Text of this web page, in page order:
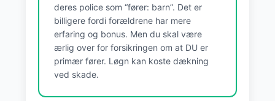
deres police som “fører: barn”. Det er
billigere fordi forældrene har mere
erfaring og bonus. Men du skal være
ærlig over for forsikringen om at DU er
primær fører. Løgn kan koste dækning
ved skade.